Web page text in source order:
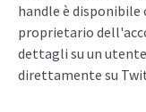
handle è
proprietario
dettagli su un
direttamente su